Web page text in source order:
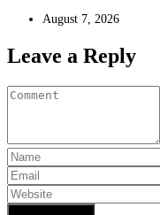
August 7, 2026
Leave a Reply